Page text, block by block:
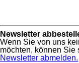
Newsletter
Wenn Sie von uns
möchten, können Sie
Newsletter abmelden.